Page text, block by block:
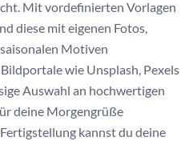
Mit vordefinierten Vorlagen
diese mit eigenen Fotos,
Motiven
wie Unsplash, Pexels
Auswahl an hochwertigen
deine Morgengrüße
kannst du deine